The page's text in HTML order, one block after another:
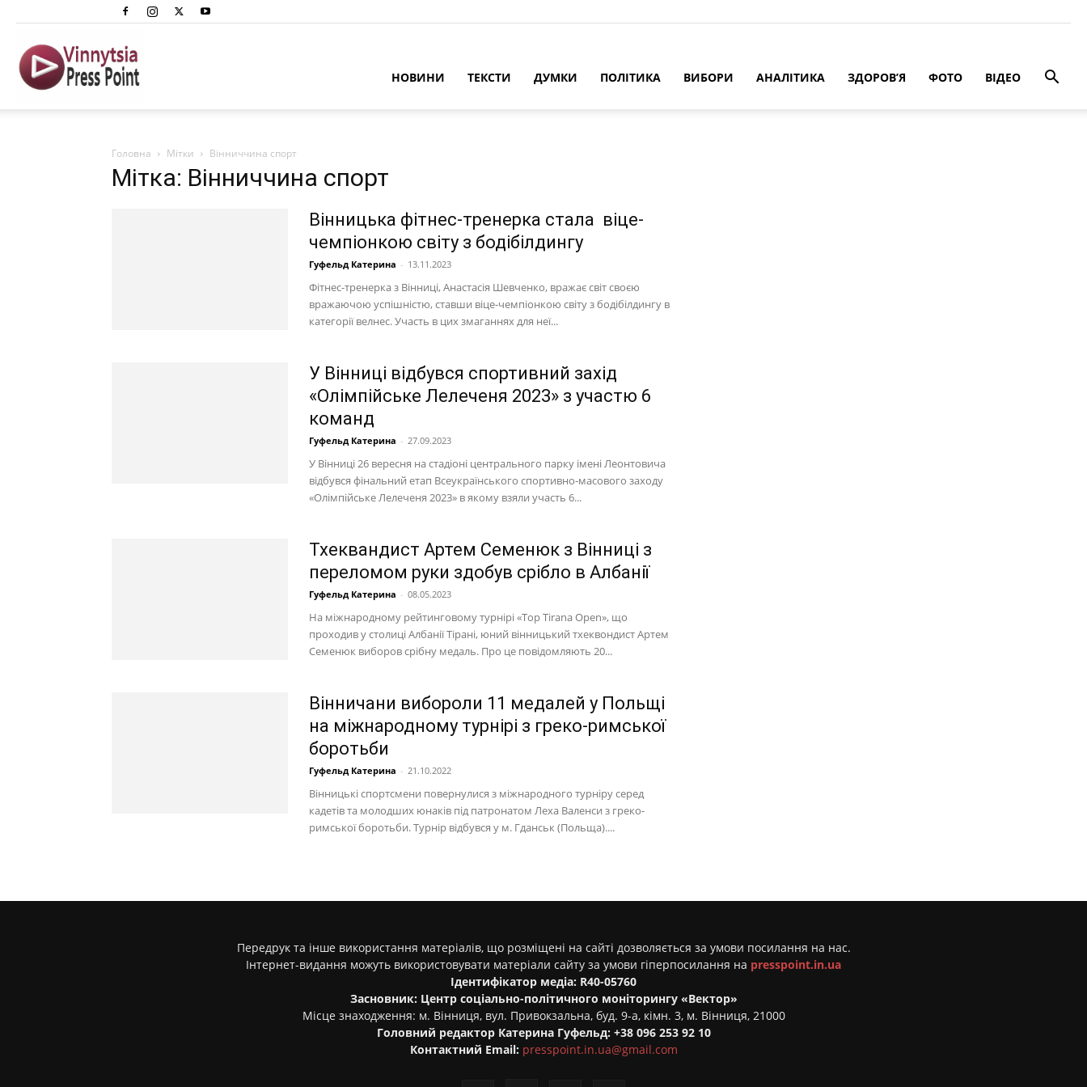
Преспоінт
НОВИНИ ТЕКСТИ ДУМКИ ПОЛІТИКА ВИБОРИ АНАЛІТИКА ЗДОРОВ’Я ФОТО ВІДЕО
Головна Мітки Вінниччина спорт
Мітка: Вінниччина спорт
Вінницька фітнес-тренерка стала віце-
чемпіонкою світу з бодібілдингу
Гуфельд Катерина - 13.11.2023
Фітнес-тренерка з Вінниці, Анастасія Шевченко, вражає світ своєю
вражаючою успішністю, ставши віце-чемпіонкою світу з бодібілдингу в
категорії велнес. Участь в цих змаганнях для неї...
У Вінниці відбувся спортивний захід
«Олімпійське Лелеченя 2023» з участю 6
команд
Гуфельд Катерина - 27.09.2023
У Вінниці 26 вересня на стадіоні центрального парку імені Леонтовича
відбувся фінальний етап Всеукраїнського спортивно-масового заходу
«Олімпійське Лелеченя 2023» в якому взяли участь 6...
Тхеквандист Артем Семенюк з Вінниці з
переломом руки здобув срібло в Албанії
Гуфельд Катерина - 08.05.2023
На міжнародному рейтинговому турнірі «Top Tirana Open», що
проходив у столиці Албанії Тірані, юний вінницький тхеквондист Артем
Семенюк виборов срібну медаль. Про це повідомляють 20...
Вінничани вибороли 11 медалей у Польщі
на міжнародному турнірі з греко-римської
боротьби
Гуфельд Катерина - 21.10.2022
Вінницькі спортсмени повернулися з міжнародного турніру серед
кадетів та молодших юнаків під патронатом Леха Валенси з греко-
римської боротьби. Турнір відбувся у м. Гданськ (Польща)....
Передрук та інше використання матеріалів, що розміщені на сайті дозволяється за умови посилання на нас.
Інтернет-видання можуть використовувати матеріали сайту за умови гіперпосилання на presspoint.in.ua
Ідентифікатор медіа: R40-05760
Засновник: Центр соціально-політичного моніторингу «Вектор»
Місце знаходження: м. Вінниця, вул. Привокзальна, буд. 9-а, кімн. 3, м. Вінниця, 21000
Головний редактор Катерина Гуфельд: +38 096 253 92 10
Контактний Email: presspoint.in.ua@gmail.com